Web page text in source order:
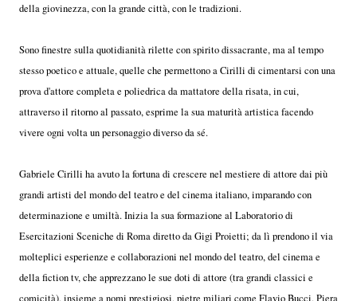
della giovinezza, con la grande città, con le tradizioni.
Sono finestre sulla quotidianità rilette con spirito dissacrante, ma al tempo
stesso poetico e attuale, quelle che permettono a Cirilli di cimentarsi con una
prova d'attore completa e poliedrica da mattatore della risata, in cui,
attraverso il ritorno al passato, esprime la sua maturità artistica facendo
vivere ogni volta un personaggio diverso da sé.
Gabriele Cirilli ha avuto la fortuna di crescere nel mestiere di attore dai più
grandi artisti del mondo del teatro e del cinema italiano, imparando con
determinazione e umiltà. Inizia la sua formazione al Laboratorio di
Esercitazioni Sceniche di Roma diretto da Gigi Proietti; da lì prendono il via
molteplici esperienze e collaborazioni nel mondo del teatro, del cinema e
della fiction tv, che apprezzano le sue doti di attore (tra grandi classici e